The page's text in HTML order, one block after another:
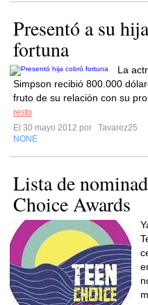
Presentó a su
fortuna
La
Simpson recibió 800.000
fruto de su relación con su
resto
El 30 mayo 2012 por
Tavarez25
NONE
Lista de
Choice Awards